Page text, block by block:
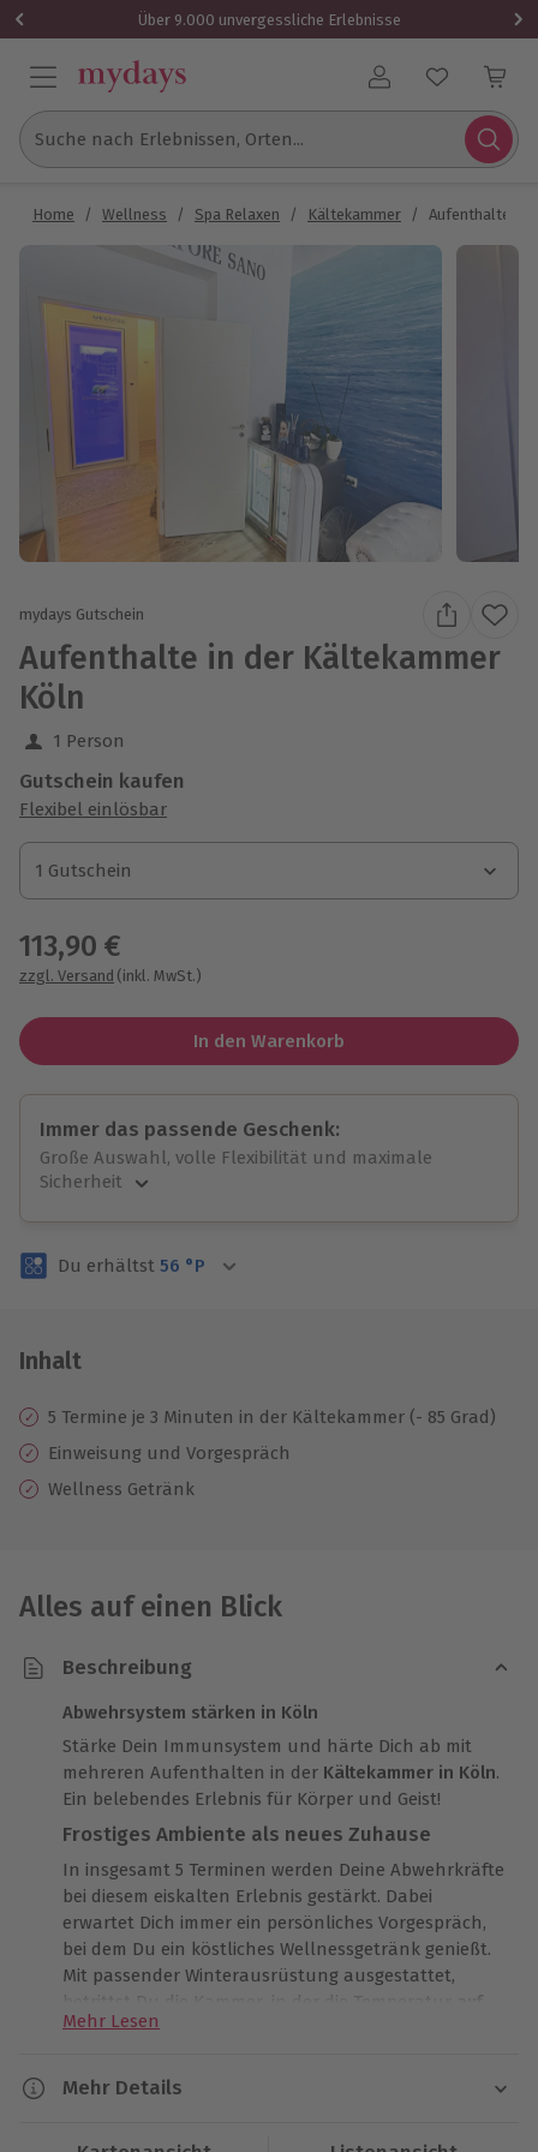
Über 9.000 unvergessliche Erlebnisse
Benutzerkonto
Suche nach Erlebnissen, Orten...
Home / Wellness / Spa Relaxen / Kältekammer / Aufenthalte in
mydays Gutschein
Aufenthalte in der Kältekammer
Köln
1 Person
Gutschein kaufen
Flexibel einlösbar
1 Gutschein
1 Gutschein
1 Gutschein
113,90 €
zzgl. Versand (inkl. MwSt.)
In den Warenkorb
Immer das passende Geschenk:
Große Auswahl, volle Flexibilität und maximale
Sicherheit
Volle Flexibilität
3 Jahre gültig & verlängerbar.
Du erhältst 56 °P
Inhalt
5 Termine je 3 Minuten in der Kältekammer (- 85 Grad)
Einweisung und Vorgespräch
Wellness Getränk
Alles auf einen Blick
Beschreibung
Abwehrsystem stärken in Köln
Stärke Dein Immunsystem und härte Dich ab mit
mehreren Aufenthalten in der Kältekammer in Köln.
Ein belebendes Erlebnis für Körper und Geist!
Frostiges Ambiente als neues Zuhause
In insgesamt 5 Terminen werden Deine Abwehrkräfte
bei diesem eiskalten Erlebnis gestärkt. Dabei
erwartet Dich immer ein persönliches Vorgespräch,
bei dem Du ein köstliches Wellnessgetränk genießt.
Mit passender Winterausrüstung ausgestattet,
betrittst Du die Kammer, in der die Temperatur
auf
frostige -85°C sinkt
Vitalisierung durch Kälte
Mehr Lesen
Mehr Details